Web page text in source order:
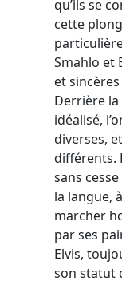
qu’ils se
cette
Smahlo et
et
Derrière la
idéalisé,
diverses,
différents.
sans
la langue,
marcher
par ses
Elvis,
son statut